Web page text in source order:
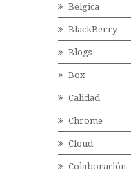
Bélgica
BlackBerry
Blogs
Box
Calidad
Chrome
Cloud
Colaboración